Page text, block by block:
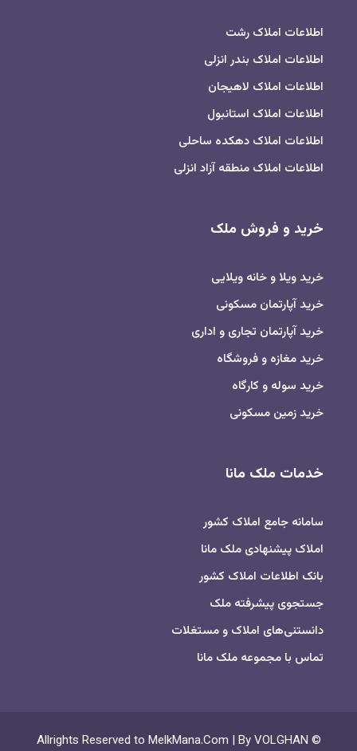
اطلاعات املاک رشت
اطلاعات املاک بندر انزلی
اطلاعات املاک لاهیجان
اطلاعات املاک استانبول
اطلاعات املاک دهکده ساحلی
اطلاعات املاک منطقه آزاد انزلی
خرید و فروش ملک
خرید ویلا و خانه ویلایی
خرید آپارتمان مسکونی
خرید آپارتمان تجاری و اداری
خرید مغازه و فروشگاه
خرید سوله و کارگاه
خرید زمین مسکونی
خدمات ملک مانا
سامانه جامع املاک کشور
املاک پیشنهادی ملک مانا
بانک اطلاعات املاک کشور
جستجوی پیشرفته ملک
دانستنی‌های املاک و مستغلات
تماس با مجموعه ملک مانا
© Allrights Reserved to MelkMana.Com | By VOLGHAN